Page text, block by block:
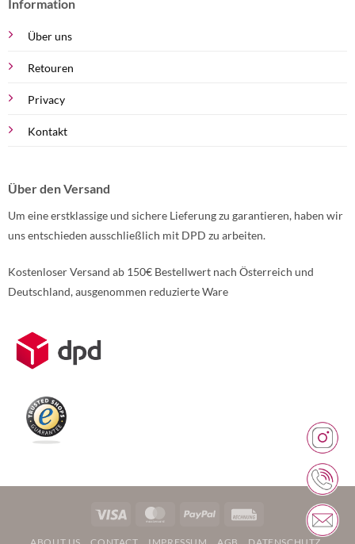
Information
Über uns
Retouren
Privacy
Kontakt
Über den Versand
Um eine erstklassige und sichere Lieferung zu garantieren, haben wir
uns entschieden ausschließlich mit DPD zu arbeiten.
Kostenloser Versand ab 150€ Bestellwert nach Österreich und
Deutschland, ausgenommen reduzierte Ware
Weitere Informationen über den gesperrten Inhalt.
Visa MasterCardPayPal